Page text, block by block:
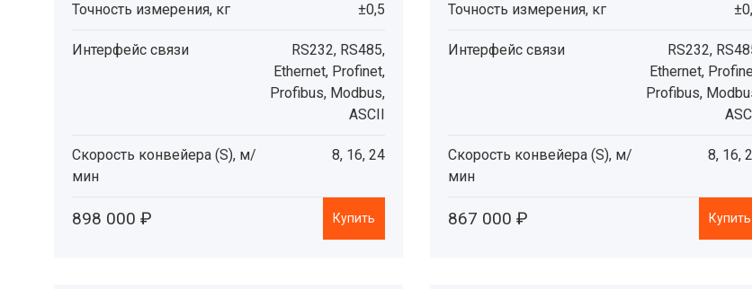
Точность измерения, кг ±0,5
Интерфейс связи
RS232, RS485,
Ethernet, Profinet,
Profibus, Modbus,
ASCII
Скорость конвейера (S), м/
мин
8, 16, 24
898 000 ₽ Купить
Точность измерения, кг
Интерфейс связи
RS232,
Ethernet,
Profibus,
Скорость конвейера (S), м/
мин
8, 16,
867 000 ₽ Купить